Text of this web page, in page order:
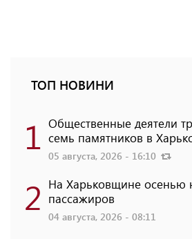
ТОП НОВИНИ
1 Общественные деятели
семь памятников в
05 августа, 2026 - 16:10
2 На Харьковщине осенью
пассажиров
04 августа, 2026 - 08:11